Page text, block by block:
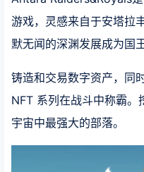
游戏，灵感来自于安塔拉
默无闻的深渊发展成为国
铸造和交易数字资产，同
NFT 系列在战斗中称霸。
宇宙中最强大的部落。